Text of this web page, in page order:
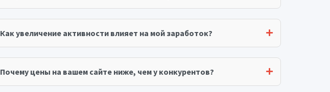
Как увеличение активности влияет на мой заработок?
Почему цены на вашем сайте ниже, чем у конкурентов?